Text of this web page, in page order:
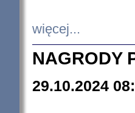
więcej...
NAGRODY
29.10.2024